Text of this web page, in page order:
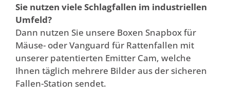
Sie nutzen viele Schlagfallen im industriellen
Umfeld?
Dann nutzen Sie unsere Boxen Snapbox für
Mäuse- oder Vanguard für Rattenfallen mit
unserer patentierten Emitter Cam, welche
Ihnen täglich mehrere Bilder aus der sicheren
Fallen-Station sendet.